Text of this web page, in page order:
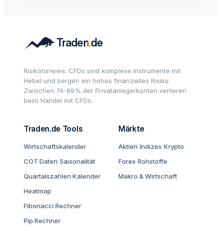
Risikohinweis: CFDs sind komplexe Instrumente mit
Hebel und bergen ein hohes finanzielles Risiko.
Zwischen 74-89% der Privatanlegerkonten verlieren
beim Handel mit CFDs.
Traden.de Tools
Wirtschaftskalender
COT Daten Saisonalität
Quartalszahlen Kalender
Heatmap
Fibonacci Rechner
Pip Rechner
Märkte
Aktien Indizes Krypto
Forex Rohstoffe
Makro & Wirtschaft